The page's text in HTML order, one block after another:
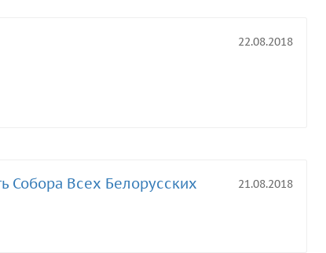
22.08.2018
Собора Всех Белорусских
21.08.2018